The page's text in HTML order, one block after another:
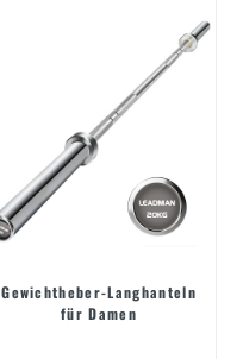
Gewichtheber-Langhanteln
für Damen